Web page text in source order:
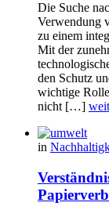
Die Suche
Verwendung
zu einem
Mit der
den Schutz
wichtige
nicht […]
in